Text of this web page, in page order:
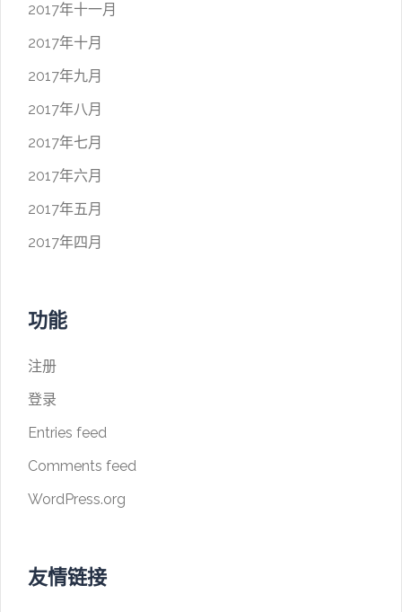
2017年十一月
2017年十月
2017年九月
2017年八月
2017年七月
2017年六月
2017年五月
2017年四月
功能
注册
登录
Entries feed
Comments feed
WordPress.org
友情链接